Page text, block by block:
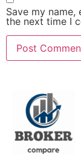
Save my
the next time I